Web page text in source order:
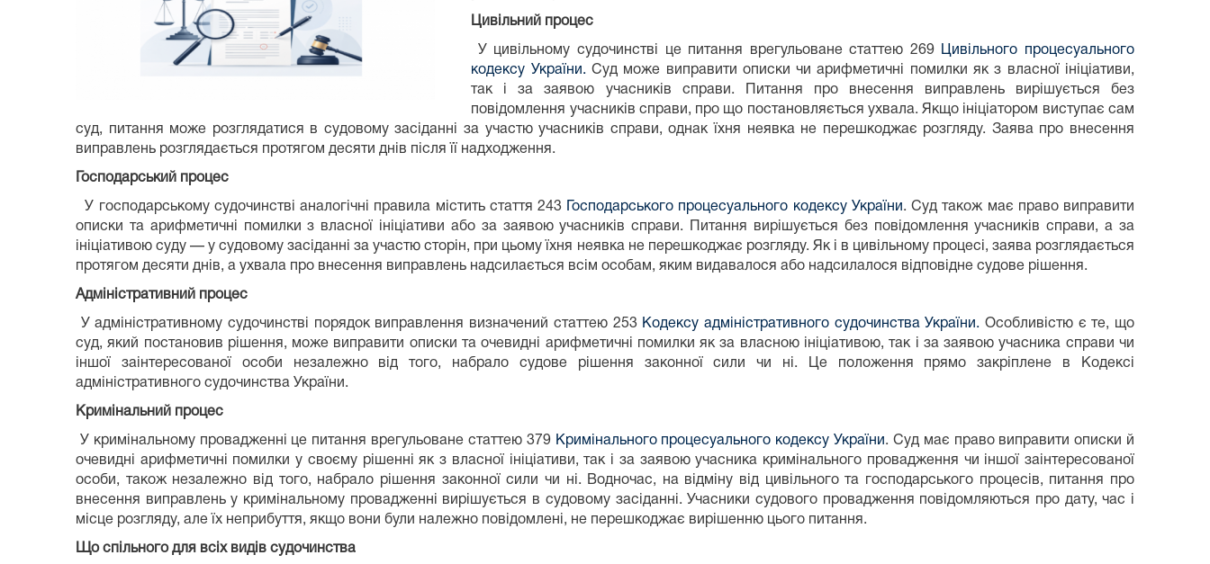
Цивільний процес
У цивільному судочинстві це питання врегульоване статтею 269
Цивільного процесуального
кодексу України. Суд може виправити описки чи арифметичні помилки як з власної ініціативи,
так і за заявою учасників справи. Питання про внесення виправлень вирішується без
повідомлення учасників справи, про що постановляється ухвала. Якщо ініціатором виступає сам
суд, питання може розглядатися в судовому засіданні за участю учасників справи, однак їхня неявка не перешкоджає розгляду. Заява про внесення
виправлень розглядається протягом десяти днів після її надходження.
Господарський процес
У господарському судочинстві аналогічні правила містить стаття 243 Господарського процесуального кодексу України. Суд також має право виправити
описки та арифметичні помилки з власної ініціативи або за заявою учасників справи. Питання вирішується без повідомлення учасників справи, а за
ініціативою суду — у судовому засіданні за участю сторін, при цьому їхня неявка не перешкоджає розгляду. Як і в цивільному процесі, заява розглядається
протягом десяти днів, а ухвала про внесення виправлень надсилається всім особам, яким видавалося або надсилалося відповідне судове рішення.
Адміністративний процес
У адміністративному судочинстві порядок виправлення визначений статтею 253 Кодексу адміністративного судочинства України. Особливістю є те, що
суд, який постановив рішення, може виправити описки та очевидні арифметичні помилки як за власною ініціативою, так і за заявою учасника справи чи
іншої заінтересованої особи незалежно від того, набрало судове рішення законної сили чи ні. Це положення прямо закріплене в Кодексі
адміністративного судочинства України.
Кримінальний процес
У кримінальному провадженні це питання врегульоване статтею 379 Кримінального процесуального кодексу України. Суд має право виправити описки й
очевидні арифметичні помилки у своєму рішенні як з власної ініціативи, так і за заявою учасника кримінального провадження чи іншої заінтересованої
особи, також незалежно від того, набрало рішення законної сили чи ні. Водночас, на відміну від цивільного та господарського процесів, питання про
внесення виправлень у кримінальному провадженні вирішується в судовому засіданні. Учасники судового провадження повідомляються про дату, час і
місце розгляду, але їх неприбуття, якщо вони були належно повідомлені, не перешкоджає вирішенню цього питання.
Що спільного для всіх видів судочинства